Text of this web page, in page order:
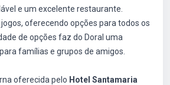
e um excelente restaurante.
jogos, oferecendo opções para todos os
de opções faz do Doral uma
famílias e grupos de amigos.
oferecida pelo Hotel Santamaria